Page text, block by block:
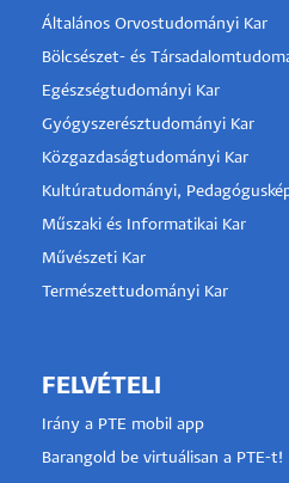
Általános Orvostudományi Kar
Bölcsészet- és
Egészségtudományi Kar
Gyógyszerésztudományi Kar
Közgazdaságtudományi Kar
Kultúratudományi,
Műszaki és Informatikai Kar
Művészeti Kar
Természettudományi Kar
FELVÉTELI
Irány a PTE mobil app
Barangold be virtuálisan a PTE-t!